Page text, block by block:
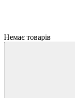
Немає товарів